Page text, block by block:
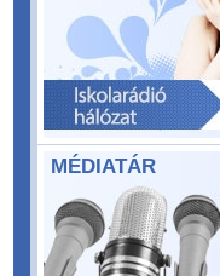
MÉDIATÁR